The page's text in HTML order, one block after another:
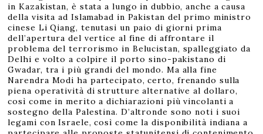
in Kazakistan, è stata a lungo in dubbio, anche a causa
della visita ad Islamabad in Pakistan del primo ministro
cinese Li Qiang, tenutasi un paio di giorni prima
dell’apertura del vertice al fine di affrontare il
problema del terrorismo in Belucistan, spalleggiato da
Delhi e volto a colpire il porto sino-pakistano di
Gwadar, tra i più grandi del mondo. Ma alla fine
Narendra Modi ha partecipato, certo, frenando sulla
piena operatività di strutture alternative al dollaro,
così come in merito a dichiarazioni più vincolanti a
sostegno della Palestina. D’altronde sono noti i suoi
legami con Israele, così come la disponibilità indiana a